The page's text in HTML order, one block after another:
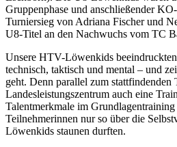
Gruppenphase und anschließender
Turniersieg von Adriana Fischer und
U8-Titel an den Nachwuchs vom TC
Unsere HTV-Löwenkids
technisch, taktisch und mental – und
geht. Denn parallel zum
Landesleistungszentrum auch eine
Talentmerkmale im
Teilnehmerinnen nur so über die
Löwenkids staunen durften.